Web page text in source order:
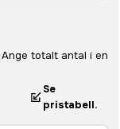
totalt antal i en
Se
pristabell.